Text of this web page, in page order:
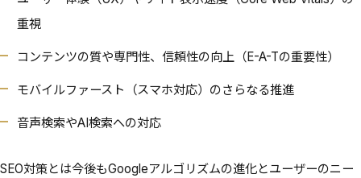
重視
コンテンツの質や専門性、信頼性の向上（E-A-Tの重要性）
モバイルファースト（スマホ対応）のさらなる推進
音声検索やAI検索への対応
SEO対策とは今後もGoogleアルゴリズムの進化とユーザーのニー